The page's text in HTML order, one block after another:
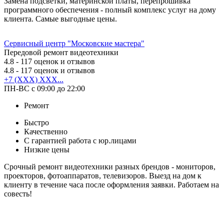
программного обеспечения - полный комплекс услуг на дому
клиента. Самые выгодные цены.
Сервисный центр "Московские мастера"
Передовой ремонт видеотехники
4.8 - 117 оценок и отзывов
4.8 - 117 оценок и отзывов
+7 (XXX) XXX...
ПН-ВС с 09:00 до 22:00
Ремонт
Быстро
Качественно
С гарантией работа с юр.лицами
Низкие цены
Срочный ремонт видеотехники разных брендов - мониторов,
проекторов, фотоаппаратов, телевизоров. Выезд на дом к
клиенту в течение часа после оформления заявки. Работаем на
совесть!